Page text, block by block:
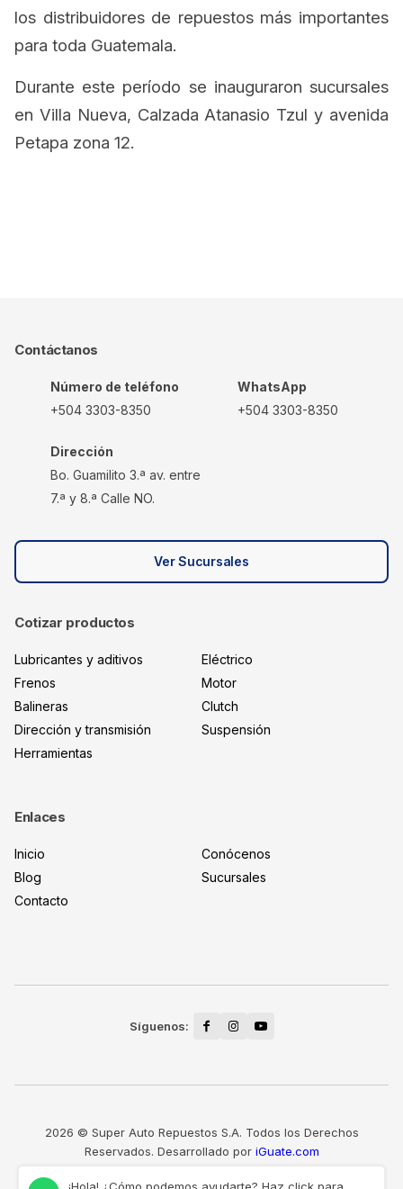
los distribuidores de repuestos más importantes
para toda Guatemala.
Durante este período se inauguraron sucursales
en Villa Nueva, Calzada Atanasio Tzul y avenida
Petapa zona 12.
Contáctanos
Número de teléfono
+504 3303-8350
WhatsApp
+504 3303-8350
Dirección
Bo. Guamilito 3.ª av. entre
7.ª y 8.ª Calle NO.
Ver Sucursales
Cotizar productos
Lubricantes y aditivos
Eléctrico
Frenos
Motor
Balineras
Clutch
Dirección y transmisión
Suspensión
Herramientas
Enlaces
Inicio
Conócenos
Blog
Sucursales
Contacto
2026 © Super Auto Repuestos S.A. Todos los Derechos
Reservados. Desarrollado por iGuate.com
¡Hola! ¿Cómo podemos ayudarte? Haz click para